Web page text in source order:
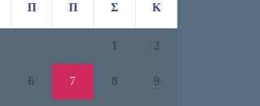
Π Π Σ Κ
1 2
6 7 8 9